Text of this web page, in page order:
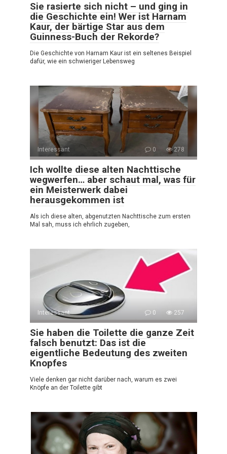
Sie rasierte sich nicht – und ging in
die Geschichte ein! Wer ist Harnam
Kaur, der bärtige Star aus dem
Guinness-Buch der Rekorde?
Die Geschichte von Harnam Kaur ist ein seltenes Beispiel
dafür, wie ein schwieriger Lebensweg
Interessant 0 278
Ich wollte diese alten Nachttische
wegwerfen… aber schaut mal, was für
ein Meisterwerk dabei
herausgekommen ist
Als ich diese alten, abgenutzten Nachttische zum ersten
Mal sah, muss ich ehrlich zugeben,
Interessant 0 257
Sie haben die Toilette die ganze Zeit
falsch benutzt: Das ist die
eigentliche Bedeutung des zweiten
Knopfes
Viele denken gar nicht darüber nach, warum es zwei
Knöpfe an der Toilette gibt